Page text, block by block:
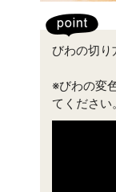
びわの切り
※びわの変
てください。